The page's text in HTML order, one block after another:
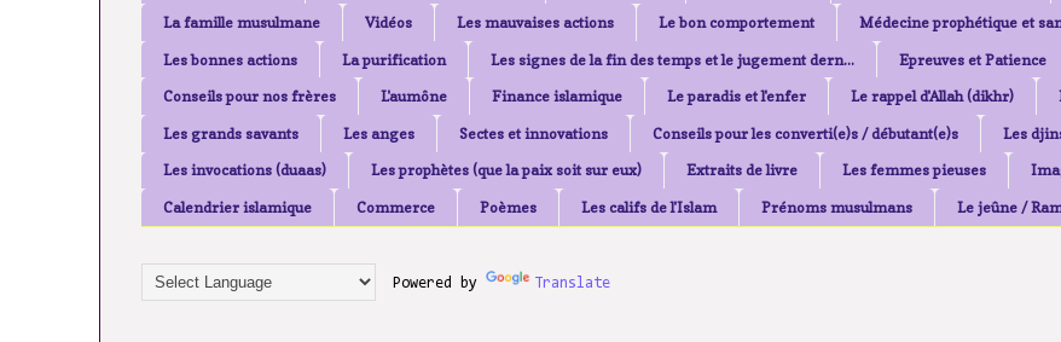
La famille musulmane Vidéos Les mauvaises actions Le bon comportement Médecine prophétique et
Les bonnes actions La purification Les signes de la fin des temps et le jugement dern... Epreuves et Patience
Conseils pour nos frères L'aumône Finance islamique Le paradis et l'enfer Le rappel d'Allah (dikhr)
Les grands savants Les anges Sectes et innovations Conseils pour les converti(e)s / débutant(e)s Les
Les invocations (duaas) Les prophètes (que la paix soit sur eux) Extraits de livre Les femmes pieuses
Calendrier islamique Commerce Poèmes Les califs de l'Islam Prénoms musulmans Le jeûne /
Powered by Translate